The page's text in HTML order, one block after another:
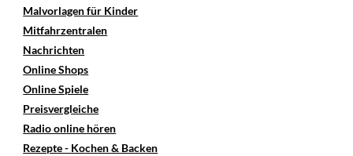
Malvorlagen für Kinder
Mitfahrzentralen
Nachrichten
Online Shops
Online Spiele
Preisvergleiche
Radio online hören
Rezepte - Kochen & Backen